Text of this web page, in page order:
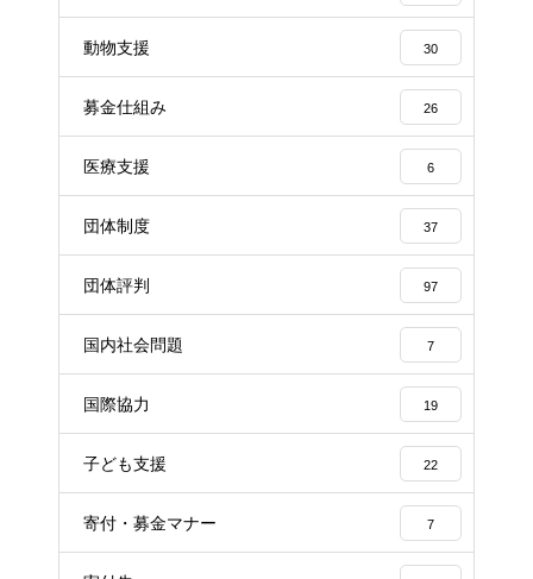
動物支援 30
募金仕組み 26
医療支援 6
団体制度 37
団体評判 97
国内社会問題 7
国際協力 19
子ども支援 22
寄付・募金マナー 7